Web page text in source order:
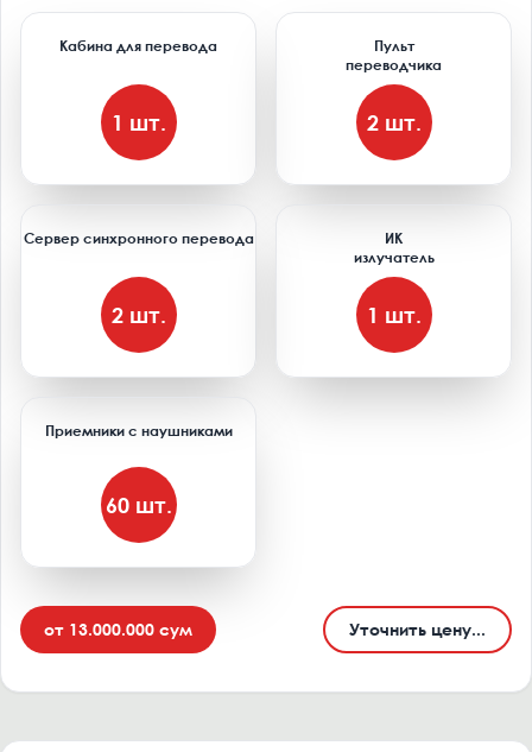
Кабина для перевода
1 шт.
Пульт
переводчика
2 шт.
Сервер синхронного перевода
2 шт.
ИК
излучатель
1 шт.
Приемники с наушниками
60 шт.
от 13.000.000 сум Уточнить цену...